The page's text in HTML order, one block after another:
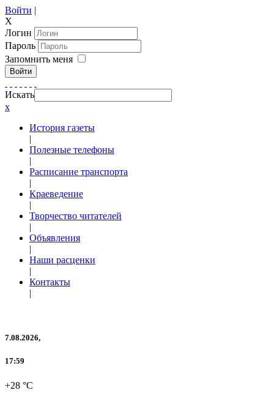
Войти |
X
Логин
Пароль
Запомнить меня
Войти
Искать
x
История газеты
|
Полезные телефоны
|
Расписание транспорта
|
Краеведение
|
Творчество читателей
|
Объявления
|
Наши расценки
|
Контакты
|
7.08.2026,
17:59
+28 °C